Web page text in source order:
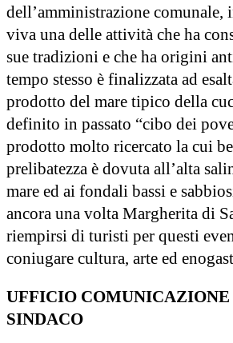
dell’amministrazione comunale,
viva una delle attività che ha
sue tradizioni e che ha origini
tempo stesso è finalizzata ad
prodotto del mare tipico della
definito in passato “cibo dei
prodotto molto ricercato la cui
prelibatezza è dovuta all’alta
mare ed ai fondali bassi e
ancora una volta Margherita di
riempirsi di turisti per questi
coniugare cultura, arte ed
UFFICIO COMUNICAZIONE
SINDACO